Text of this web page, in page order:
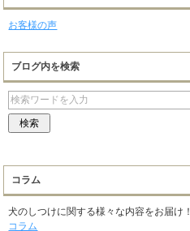
お客様の声
ブログ内を検索
コラム
犬のしつけに関する様々な内容をお届け！
コラム